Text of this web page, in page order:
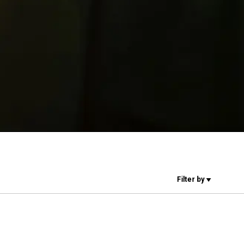
Filter by
接続
お問い合わせ